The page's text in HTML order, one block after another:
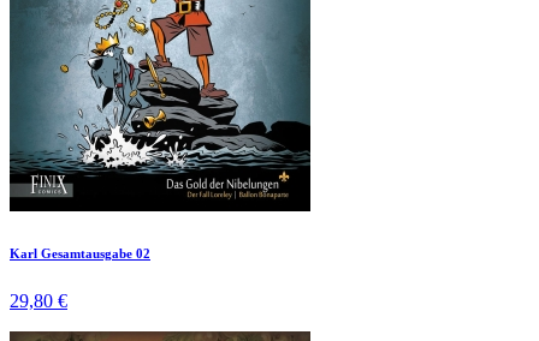
Karl Gesamtausgabe 02
29,80 €